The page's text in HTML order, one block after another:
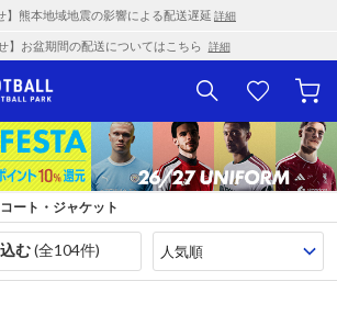
】熊本地域地震の影響による配送遅延 詳細
】お盆期間の配送についてはこちら 詳細
コート・ジャケット
む(全104件)